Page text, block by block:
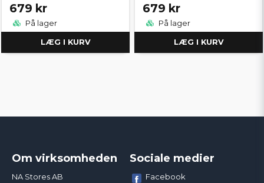
679 kr
På lager
LÆG I KURV
679 kr
På lager
LÆG I KURV
Om virksomheden
NA Stores AB
Sociale medier
Facebook